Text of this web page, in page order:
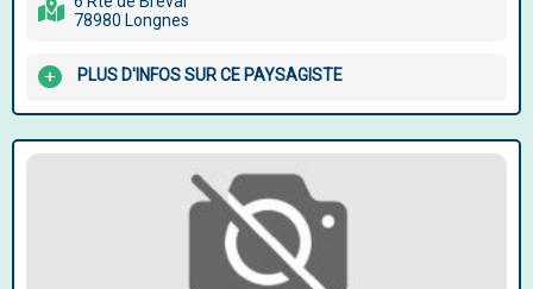
78980 Longnes
PLUS D'INFOS SUR CE PAYSAGISTE